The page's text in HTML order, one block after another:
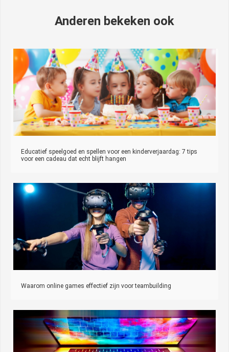
Anderen bekeken ook
Educatief speelgoed en spellen voor een kinderverjaardag: 7 tips
voor een cadeau dat echt blijft hangen
Waarom online games effectief zijn voor teambuilding